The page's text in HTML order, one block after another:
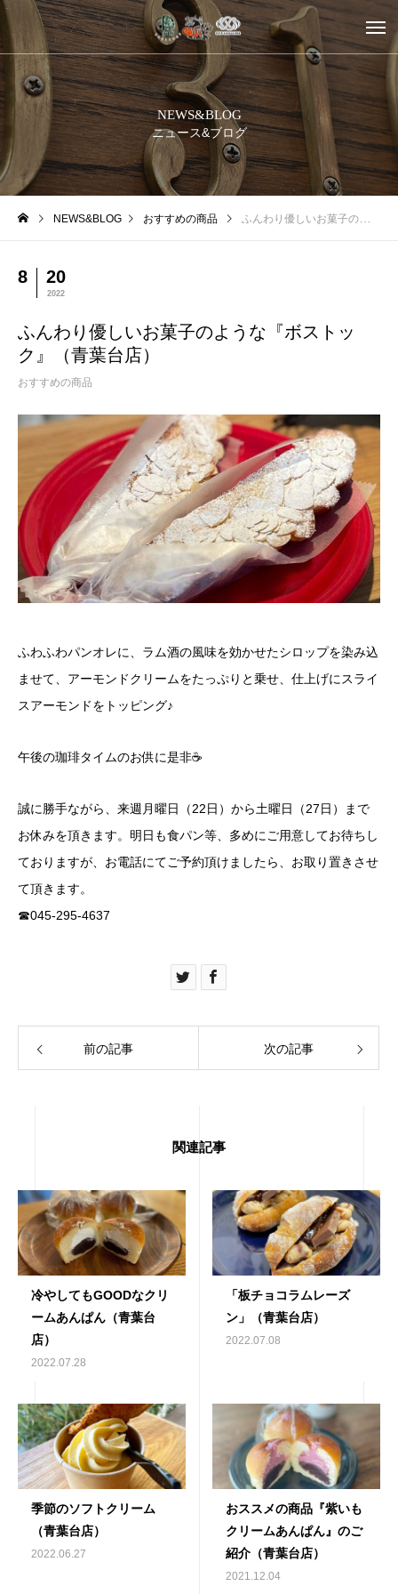
NEWS&BLOG
ニュース&ブログ
NEWS&BLOG おすすめの商品 ふんわり優しいお菓子のような『ボストック』（青葉台店）
8 20
2022
ふんわり優しいお菓子のような『ボストッ
ク』（青葉台店）
おすすめの商品
ふわふわパンオレに、ラム酒の風味を効かせたシロップを染み込
ませて、アーモンドクリームをたっぷりと乗せ、仕上げにスライ
スアーモンドをトッピング♪
午後の珈琲タイムのお供に是非☕️
誠に勝手ながら、来週月曜日（22日）から土曜日（27日）まで
お休みを頂きます。明日も食パン等、多めにご用意してお待ちし
ておりますが、お電話にてご予約頂けましたら、お取り置きさせ
て頂きます。
☎︎045-295-4637
前の記事 次の記事
関連記事
冷やしてもGOODなクリ
ームあんぱん（青葉台
店）
2022.07.28
「板チョコラムレーズ
ン」（青葉台店）
2022.07.08
季節のソフトクリーム
（青葉台店）
2022.06.27
おススメの商品『紫いも
クリームあんぱん』のご
紹介（青葉台店）
2021.12.04